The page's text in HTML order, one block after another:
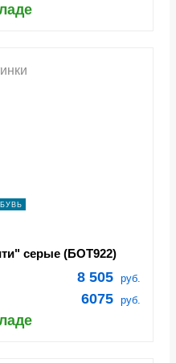
серые (БОТ922)
8 505 руб.
6075 руб.